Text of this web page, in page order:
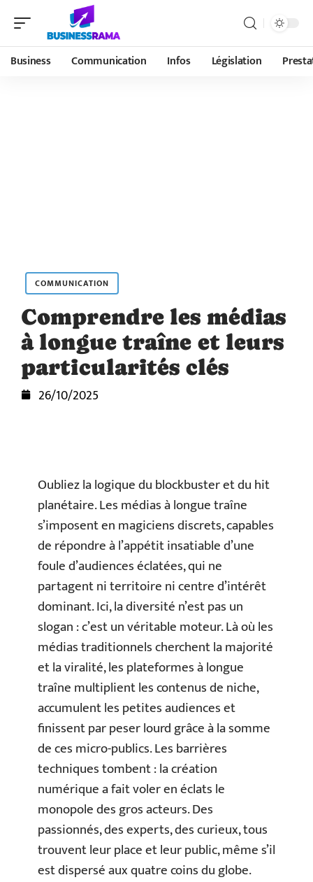
Business Communication Infos Législation
COMMUNICATION
Comprendre les médias
à longue traîne et leurs
particularités clés
26/10/2025
Oubliez la logique du blockbuster et du hit
planétaire. Les médias à longue traîne
s’imposent en magiciens discrets, capables
de répondre à l’appétit insatiable d’une
foule d’audiences éclatées, qui ne
partagent ni territoire ni centre d’intérêt
dominant. Ici, la diversité n’est pas un
slogan : c’est un véritable moteur. Là où les
médias traditionnels cherchent la majorité
et la viralité, les plateformes à longue
traîne multiplient les contenus de niche,
accumulent les petites audiences et
finissent par peser lourd grâce à la somme
de ces micro-publics. Les barrières
techniques tombent : la création
numérique a fait voler en éclats le
monopole des gros acteurs. Des
passionnés, des experts, des curieux, tous
trouvent leur place et leur public, même s’il
est dispersé aux quatre coins du globe.